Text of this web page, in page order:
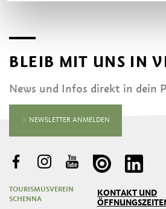
BLEIB MIT UNS IN
News und Infos direkt in dein
NEWSLETTER ANMELDEN
TOURISMUSVEREIN
SCHENNA
KONTAKT UND